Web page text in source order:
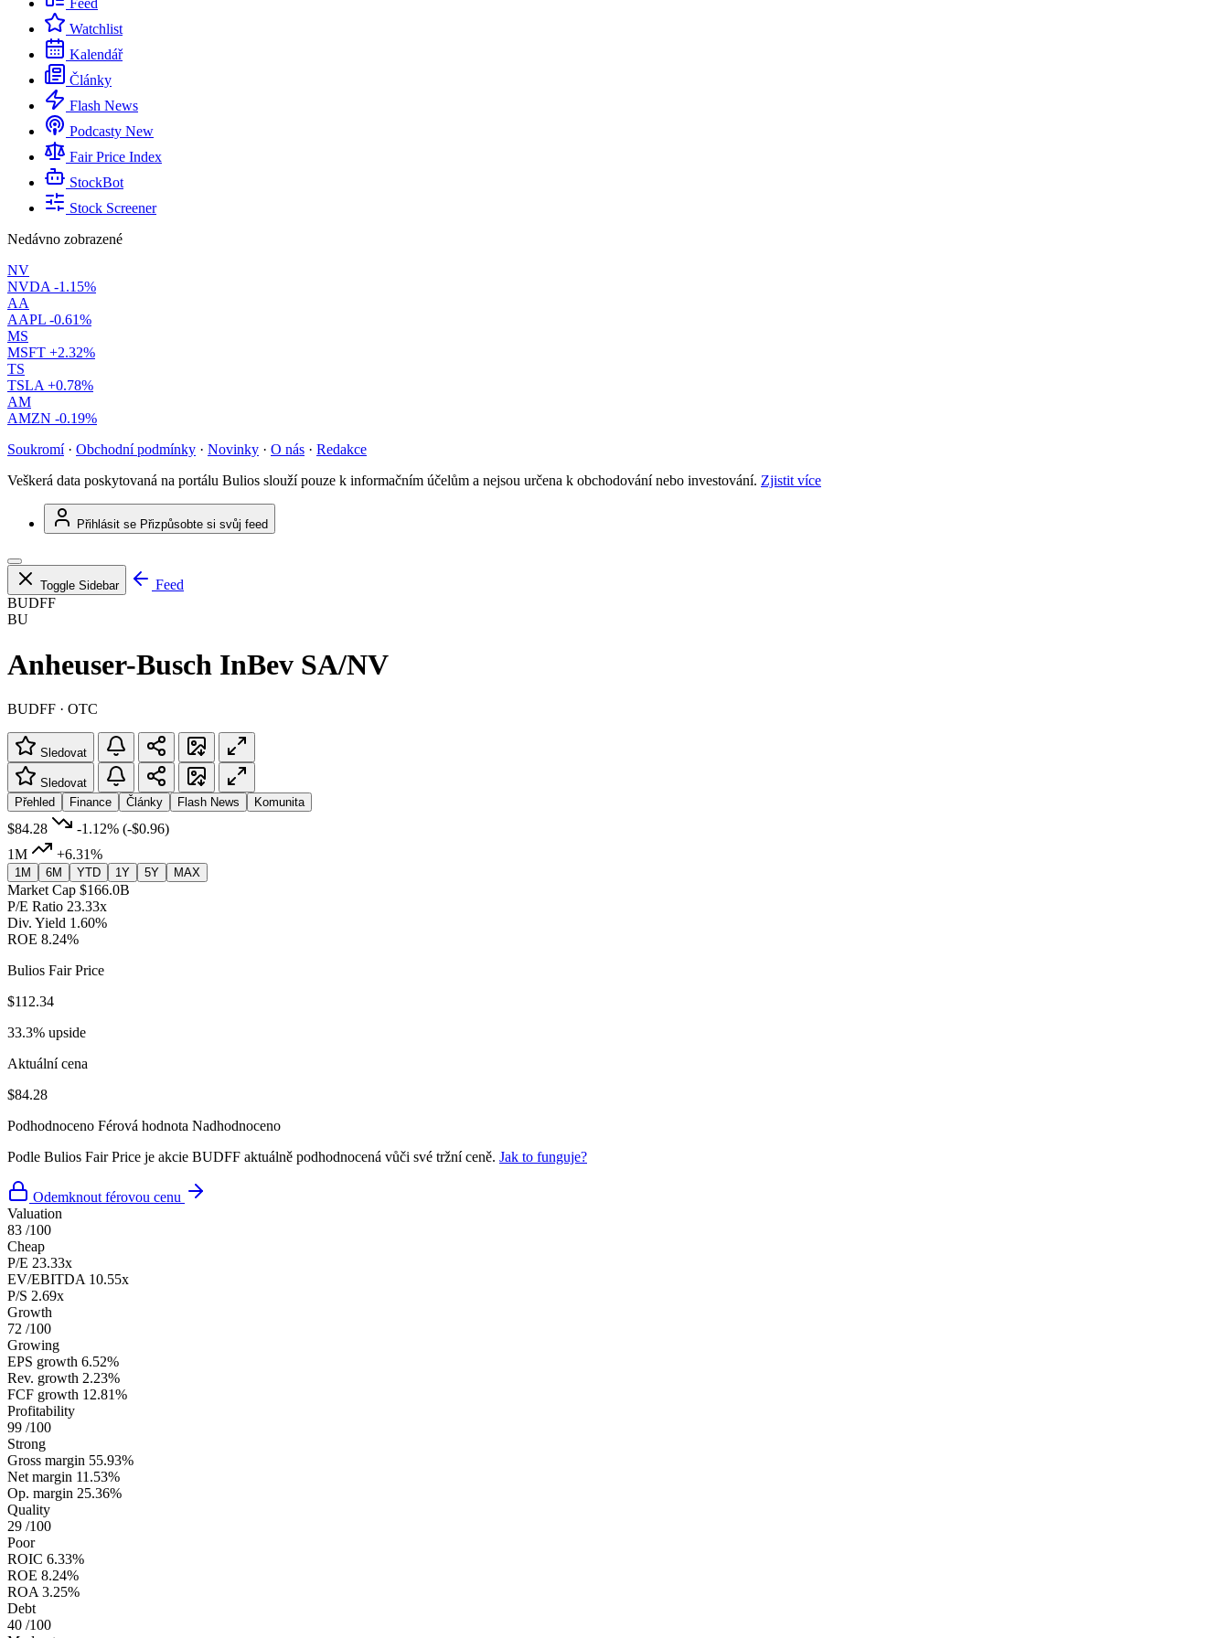
Feed
Watchlist
Kalendář
Články
Flash News
Podcasty New
Fair Price Index
StockBot
Stock Screener
Nedávno zobrazené
NV
NVDA -1.15%
AA
AAPL -0.61%
MS
MSFT +2.32%
TS
TSLA +0.78%
AM
AMZN -0.19%
Soukromí · Obchodní podmínky · Novinky · O nás · Redakce
Veškerá data poskytovaná na portálu Bulios slouží pouze k informačním účelům a nejsou určena k obchodování nebo investování. Zjistit více
Přihlásit se Přizpůsobte si svůj feed
Toggle Sidebar
Feed
BUDFF
BU
Anheuser-Busch InBev SA/NV
BUDFF · OTC
Sledovat
Sledovat
Přehled
Finance Články Flash News Komunita
$84.28 -1.12% (-$0.96)
1M
+6.31%
1M 6M YTD 1Y 5Y MAX
Market Cap $166.0B
P/E Ratio 23.33x
Div. Yield 1.60%
ROE 8.24%
Bulios Fair Price
$112.34
33.3% upside
Aktuální cena
$84.28
Podhodnoceno Férová hodnota Nadhodnoceno
Podle Bulios Fair Price je akcie BUDFF aktuálně podhodnocená vůči své tržní ceně. Jak to funguje?
Odemknout férovou cenu
Valuation
83 /100
Cheap
P/E 23.33x
EV/EBITDA 10.55x
P/S 2.69x
Growth
72 /100
Growing
EPS growth 6.52%
Rev. growth 2.23%
FCF growth 12.81%
Profitability
99 /100
Strong
Gross margin 55.93%
Net margin 11.53%
Op. margin 25.36%
Quality
29 /100
Poor
ROIC 6.33%
ROE 8.24%
ROA 3.25%
Debt
40 /100